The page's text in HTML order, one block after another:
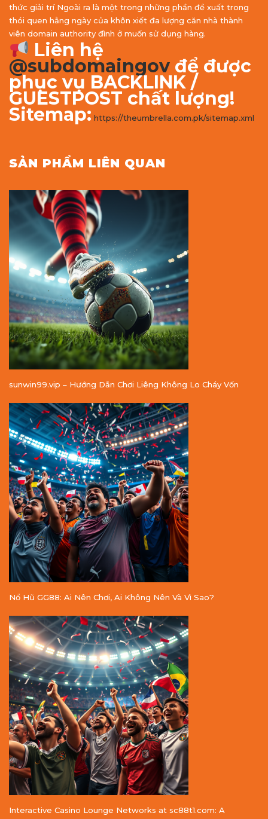
thức giải trí Ngoài ra là một trong những phần đề xuất trong
thói quen hằng ngày của khôn xiết đa lượng căn nhà thành
viên domain authority đình ở muốn sử dụng hàng.
Liên hệ
@subdomaingov để được
phục vụ BACKLINK /
GUESTPOST chất lượng!
Sitemap: https://theumbrella.com.pk/sitemap.xml
SẢN PHẨM LIÊN QUAN
sunwin99.vip – Hướng Dẫn Chơi Liêng Không Lo Cháy Vốn
Nổ Hũ GG88: Ai Nên Chơi, Ai Không Nên Và Vì Sao?
Interactive Casino Lounge Networks at sc88t1.com: A